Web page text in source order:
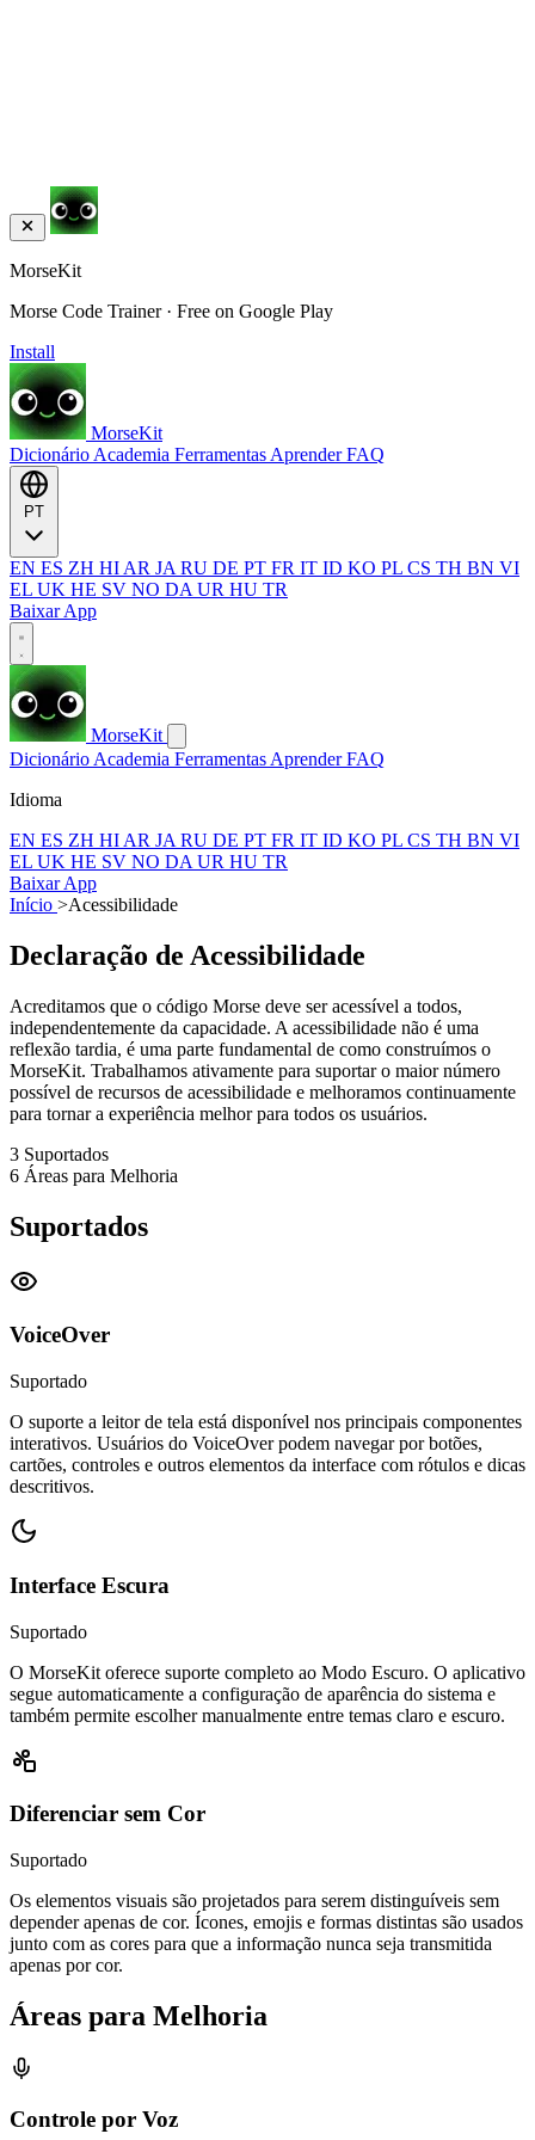
MorseKit
Morse Code Trainer · Free on Google Play
Install
MorseKit
Dicionário Academia Ferramentas AprenderFAQ
EN ES ZH HI AR JA RU DE PT FR IT ID KO PL CS TH BN VI
EL UK HE SV NO DA UR HU TR
Baixar App
MorseKit
Dicionário Academia Ferramentas AprenderFAQ
Idioma
EN ES ZH HI AR JA RU DE PT FR IT ID KO PL CS TH BN VI
EL UK HE SV NO DA UR HU TR
Baixar App
Início >Acessibilidade
Declaração de Acessibilidade
Acreditamos que o código Morse deve ser acessível a todos,
independentemente da capacidade. A acessibilidade não é uma
reflexão tardia, é uma parte fundamental de como construímos o
MorseKit. Trabalhamos ativamente para suportar o maior número
possível de recursos de acessibilidade e melhoramos continuamente
para tornar a experiência melhor para todos os usuários.
3 Suportados
6 Áreas para Melhoria
Suportados
VoiceOver
Suportado
O suporte a leitor de tela está disponível nos principais componentes
interativos. Usuários do VoiceOver podem navegar por botões,
cartões, controles e outros elementos da interface com rótulos e dicas
descritivos.
Interface Escura
Suportado
O MorseKit oferece suporte completo ao Modo Escuro. O aplicativo
segue automaticamente a configuração de aparência do sistema e
também permite escolher manualmente entre temas claro e escuro.
Diferenciar sem Cor
Suportado
Os elementos visuais são projetados para serem distinguíveis sem
depender apenas de cor. Ícones, emojis e formas distintas são usados
junto com as cores para que a informação nunca seja transmitida
apenas por cor.
Áreas para Melhoria
Controle por Voz